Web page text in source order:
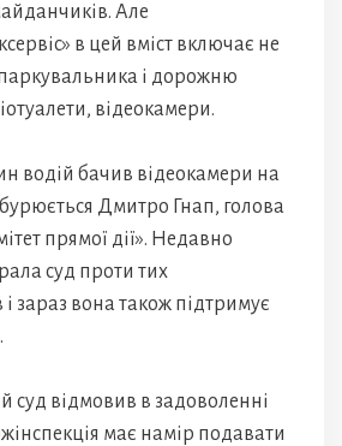
Але
в цей вміст включає не
і дорожню
відеокамери.
водій бачив відеокамери на
Дмитро Гнап, голова
прямої дії». Недавно
суд проти тих
зараз вона також підтримує
суд відмовив в задоволенні
має намір подавати